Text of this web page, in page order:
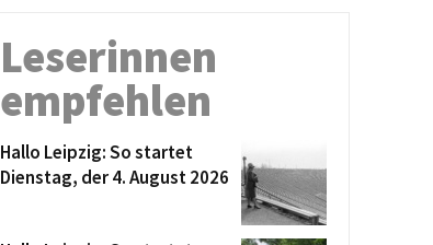
Leserinnen
empfehlen
Hallo Leipzig: So startet
Dienstag, der 4. August 2026